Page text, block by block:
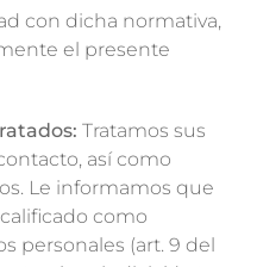
con dicha normativa,
el presente
Tratamos sus
así como
Le informamos que
como
personales (art. 9 del